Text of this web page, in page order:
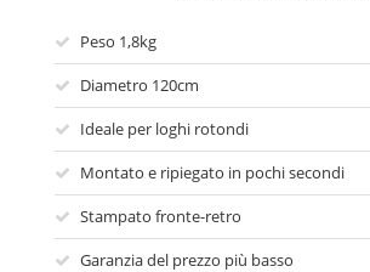
Peso 1,8kg
Diametro 120cm
Ideale per loghi rotondi
Montato e ripiegato in pochi secondi
Stampato fronte-retro
Garanzia del prezzo più basso